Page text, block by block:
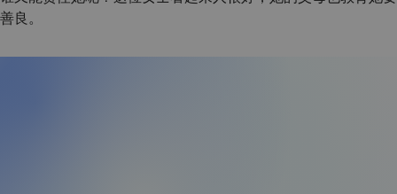
善良。